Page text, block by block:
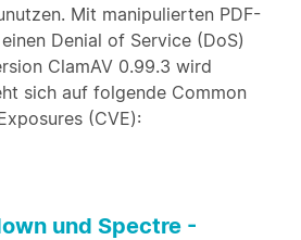
Mit manipulierten PDF-
Denial of Service (DoS)
ClamAV 0.99.3 wird
sich auf folgende Common
(CVE):
und Spectre -